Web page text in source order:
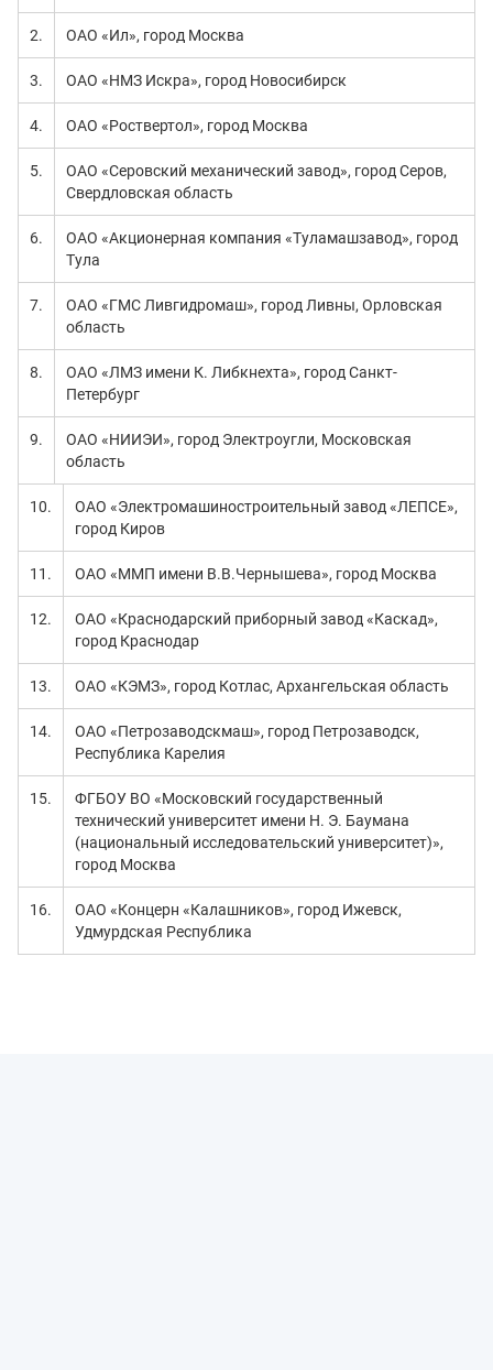
2. ОАО «Ил», город Москва
3. ОАО «НМЗ Искра», город Новосибирск
4. ОАО «Роствертол», город Москва
5.
ОАО «Серовский механический завод», город Серов,
Свердловская область
6.
ОАО «Акционерная компания «Туламашзавод», город
Тула
7.
ОАО «ГМС Ливгидромаш», город Ливны, Орловская
область
8.
ОАО «ЛМЗ имени К. Либкнехта», город Санкт-
Петербург
9.
ОАО «НИИЭИ», город Электроугли, Московская
область
10.
ОАО «Электромашиностроительный завод «ЛЕПСЕ»,
город Киров
11. ОАО «ММП имени В.В.Чернышева», город Москва
12.
ОАО «Краснодарский приборный завод «Каскад»,
город Краснодар
13. ОАО «КЭМЗ», город Котлас, Архангельская область
14.
ОАО «Петрозаводскмаш», город Петрозаводск,
Республика Карелия
15.
ФГБОУ ВО «Московский государственный
технический университет имени Н. Э. Баумана
(национальный исследовательский университет)»,
город Москва
16.
ОАО «Концерн «Калашников», город Ижевск,
Удмурдская Республика